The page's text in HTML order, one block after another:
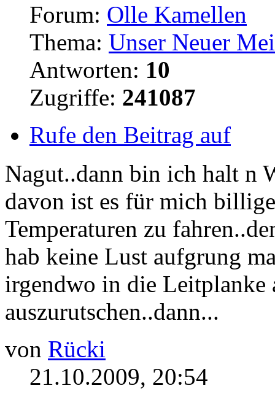
Forum: Olle Kamellen
Thema: Unser Neuer
Antworten: 10
Zugriffe: 241087
Rufe den Beitrag auf
Nagut..dann bin ich halt n
davon ist es für mich
Temperaturen zu
hab keine Lust aufgrung
irgendwo in die Leitplanke
auszurutschen..dann...
von Rücki
21.10.2009, 20:54